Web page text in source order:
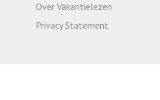
Over Vakantielezen
Privacy Statement